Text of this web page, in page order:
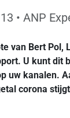
• ANP
van Bert Pol,
U kunt dit
uw kanalen.
corona